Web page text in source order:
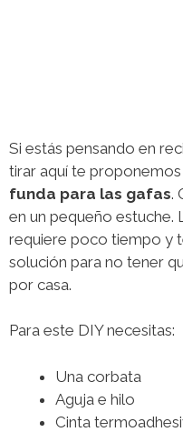
Si estás pensando en
tirar aquí te proponemos
funda para las gafas.
en un pequeño estuche.
requiere poco tiempo y
solución para no tener
por casa.
Para este DIY necesitas:
Una corbata
Aguja e hilo
Cinta